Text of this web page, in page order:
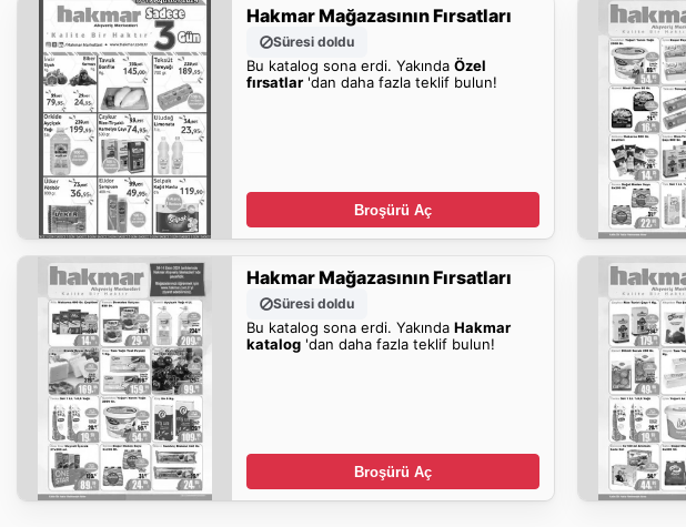
Hakmar Mağazasının Fırsatları
Süresi doldu
Bu katalog sona erdi. Yakında Özel
fırsatlar'dan daha fazla teklif bulun!
Broşürü Aç
Hakmar Mağazasının Fırsatları
Süresi doldu
Bu katalog sona erdi. Yakında Hakmar
katalog'dan daha fazla teklif bulun!
Broşürü Aç